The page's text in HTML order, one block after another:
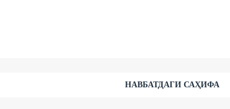
НАВБАТДАГИ САҲИФА